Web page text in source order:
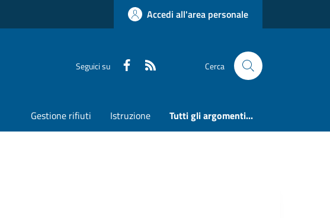
Accedi all'area personale
Seguici su Faceboook Cerca
Gestione rifiuti Istruzione Tutti gli argomenti...